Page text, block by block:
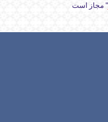
" مجاز است